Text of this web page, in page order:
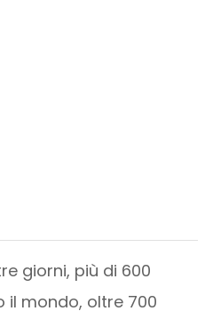
giorni, più di 600
il mondo, oltre 700